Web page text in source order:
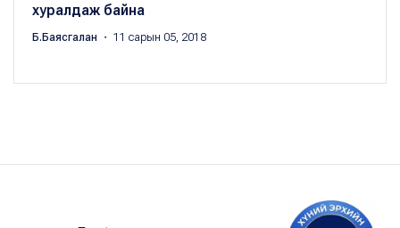
хуралдаж байна
Б.Баясгалан ・ 11 сарын 05, 2018